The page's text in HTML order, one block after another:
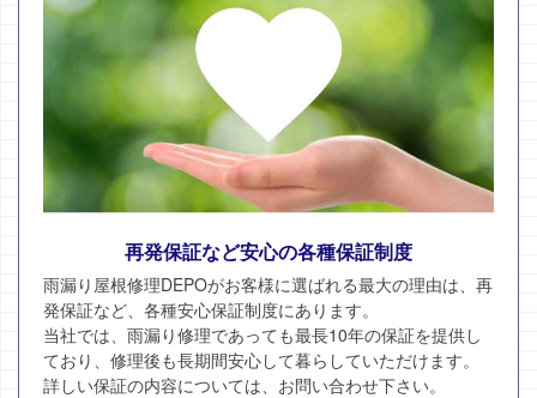
再発保証など安心の各種保証制度
雨漏り屋根修理DEPOがお客様に選ばれる最大の理由は、再
発保証など、各種安心保証制度にあります。
当社では、雨漏り修理であっても最長10年の保証を提供し
ており、修理後も長期間安心して暮らしていただけます。
詳しい保証の内容については、お問い合わせ下さい。